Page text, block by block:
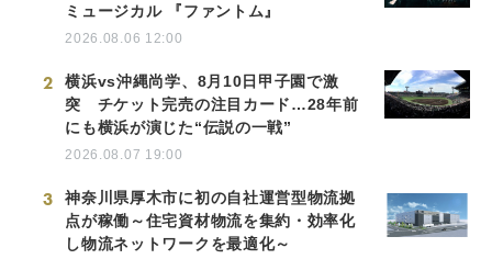
ミュージカル 『ファントム』
2026.08.06 12:00
2
横浜vs沖縄尚学、8月10日甲子園で激
突 チケット完売の注目カード…28年前
にも横浜が演じた“伝説の一戦”
2026.08.07 19:00
3
神奈川県厚木市に初の自社運営型物流拠
点が稼働～住宅資材物流を集約・効率化
し物流ネットワークを最適化～